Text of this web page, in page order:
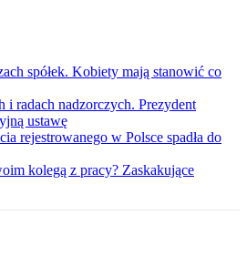
spółek. Kobiety mają stanowić co
i radach nadzorczych. Prezydent
ustawę
rejestrowanego w Polsce spadła do
kolegą z pracy? Zaskakujące